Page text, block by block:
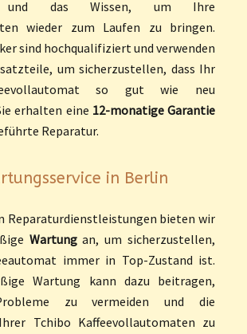
und das Wissen, um Ihre
wieder zum Laufen zu bringen.
sind hochqualifiziert und verwenden
um sicherzustellen, dass Ihr
so gut wie neu
erhalten eine 12-monatige Garantie
Reparatur.
in Berlin
Reparaturdienstleistungen bieten wir
Wartungan, um sicherzustellen,
immer in Top-Zustand ist.
Wartung kann dazu beitragen,
zu vermeiden und die
Tchibo Kaffeevollautomaten zu